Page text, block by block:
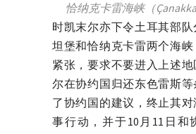
恰纳克卡雷海峡（
时凯末尔亦下令土耳其部
坦堡和恰纳克卡雷两个海
紧张，要求不要进入上述
尔在协约国归还东色雷斯
了协约国的建议，终止其
事行动，并于10月11日和